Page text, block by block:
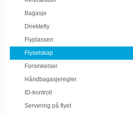
Bagasje
Direktefly
Flyplassen
Flyselskap
Forsinkelser
Håndbagasjeregler
ID-kontroll
Servering på flyet